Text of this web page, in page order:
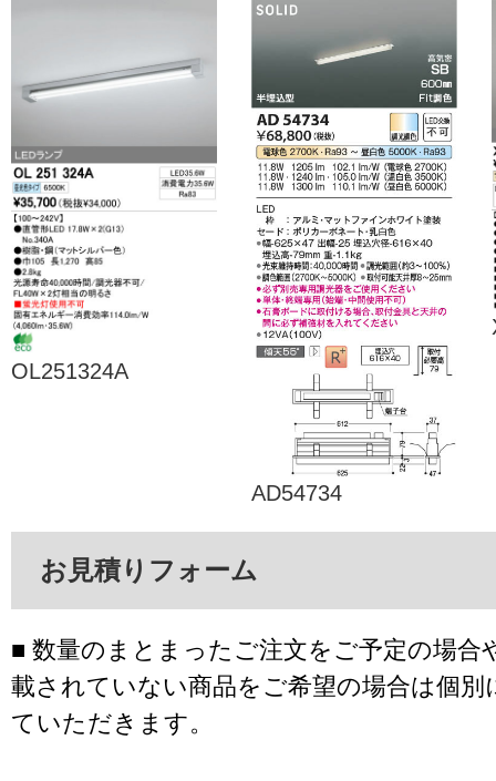
OL251324A
AD54734
お見積りフォーム
■ 数量のまとまったご注文をご予定の場合
載されていない商品をご希望の場合は個別
ていただきます。